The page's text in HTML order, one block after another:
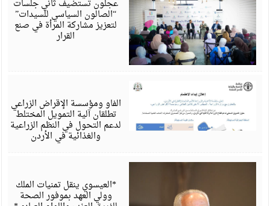
عجلون تستضيف ثاني جلسات
“الصالون السياسي للسيدات”
لتعزيز مشاركة المرأة في صنع
القرار
الفاو ومؤسسة الإقراض الزراعي
تطلقان آلية التمويل المختلط
لدعم التحول في النظم الزراعية
والغذائية في الأردن
*العيسوي ينقل تمنيات الملك
وولي العهد بموفور الصحة